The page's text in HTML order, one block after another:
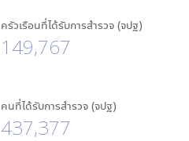
ครัวเรือนที่ได้รับการสำรวจ (จปฐ)
149,767
คนที่ได้รับการสำรวจ (จปฐ)
437,377